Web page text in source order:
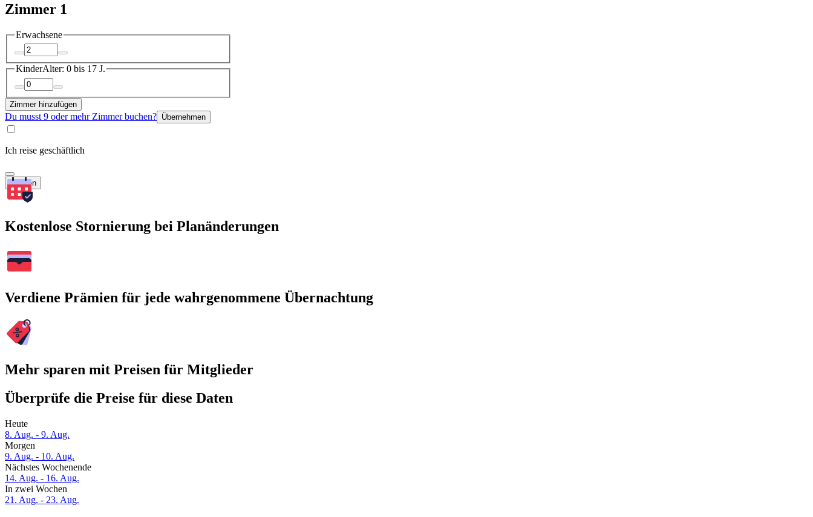
Zimmer 1
Erwachsene
KinderAlter: 0 bis 17 J.
Zimmer hinzufügen
Du musst 9 oder mehr Zimmer buchen? Übernehmen
Ich reise geschäftlich
Suchen
Kostenlose Stornierung bei Planänderungen
Verdiene Prämien für jede wahrgenommene Übernachtung
Mehr sparen mit Preisen für Mitglieder
Überprüfe die Preise für diese Daten
Heute
8. Aug. - 9. Aug.
Morgen
9. Aug. - 10. Aug.
Nächstes Wochenende
14. Aug. - 16. Aug.
In zwei Wochen
21. Aug. - 23. Aug.